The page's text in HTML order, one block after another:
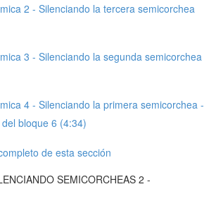
2 - Silenciando la tercera semicorchea
3 - Silenciando la segunda semicorchea
4 - Silenciando la primera semicorchea -
bloque 6 (4:34)
de esta sección
SEMICORCHEAS 2 -